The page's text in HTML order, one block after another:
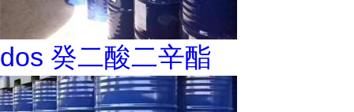
dos 癸二酸二辛酯